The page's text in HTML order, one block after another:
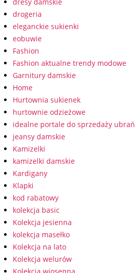
drogeria
eleganckie sukienki
eobuwie
Fashion
Fashion aktualne trendy modowe
Garnitury damskie
Home
Hurtownia sukienek
hurtownie odzieżowe
idealne portale do sprzedaży ubrań
jeansy damskie
Kamizelki
kamizelki damskie
Kardigany
Klapki
kod rabatowy
kolekcja basic
Kolekcja jesienna
kolekcja masełko
Kolekcja na lato
Kolekcja welurów